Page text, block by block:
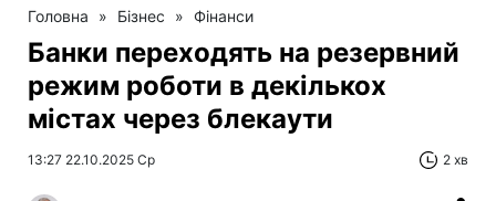
Головна » Бізнес » Фінанси
Банки переходять на резервний
режим роботи в декількох
містах через блекаути
13:27 22.10.2025 Ср 2 хв